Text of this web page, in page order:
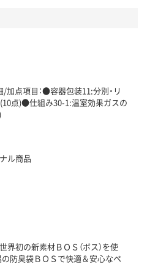
点項目：●容器包装11:分別・リ
点)●仕組み30-1:温室効果ガスの
ル商品
界初の新素材ＢＯＳ（ボス）を使
防臭袋ＢＯＳで快適＆安心なペ